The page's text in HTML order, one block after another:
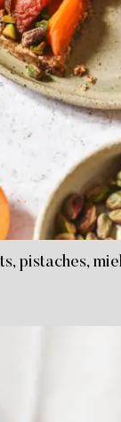
pistaches,